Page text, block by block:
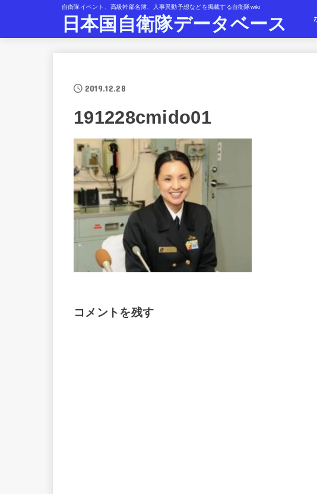
自衛隊イベント、高級幹部名簿、人事異動予想などを掲載する自衛隊wiki
日本国自衛隊データベース
2019.12.28
191228cmido01
コメントを残す